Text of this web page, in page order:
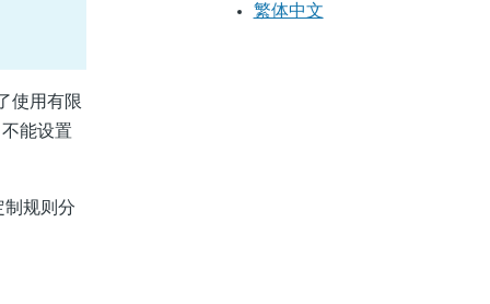
使用有限
能设置
规则分
繁体中文